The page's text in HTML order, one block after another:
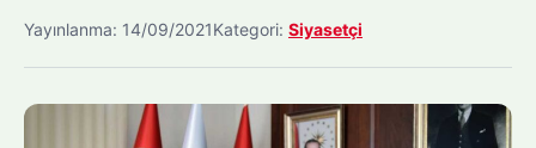
Yayınlanma: 14/09/2021Kategori: Siyasetçi